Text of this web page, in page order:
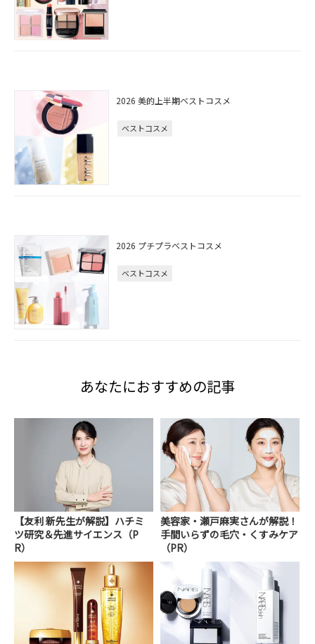
2026 美的上半期ベストコスメ
ベストコスメ
2026 プチプラベストコスメ
ベストコスメ
あなたにおすすめの記事
【友利 新先生が解説】ハチミ
ツ研究＆先進サイエンス（P
R）
美容家・瀬戸麻実さんが解説！
手間いらずの毛穴・くすみケア
（PR）